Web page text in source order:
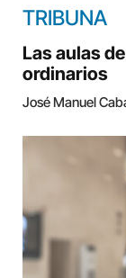
TRIBUNA
Las aulas
ordinarios
José Manuel